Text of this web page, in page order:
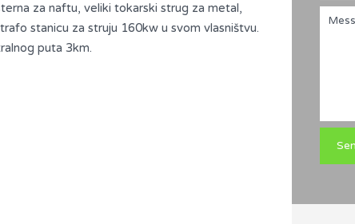
za naftu, veliki tokarski strug za metal,
stanicu za struju 160kw u svom vlasništvu.
puta 3km.